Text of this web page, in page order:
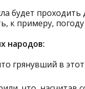
будет
к примеру,
народов:
грянувший в